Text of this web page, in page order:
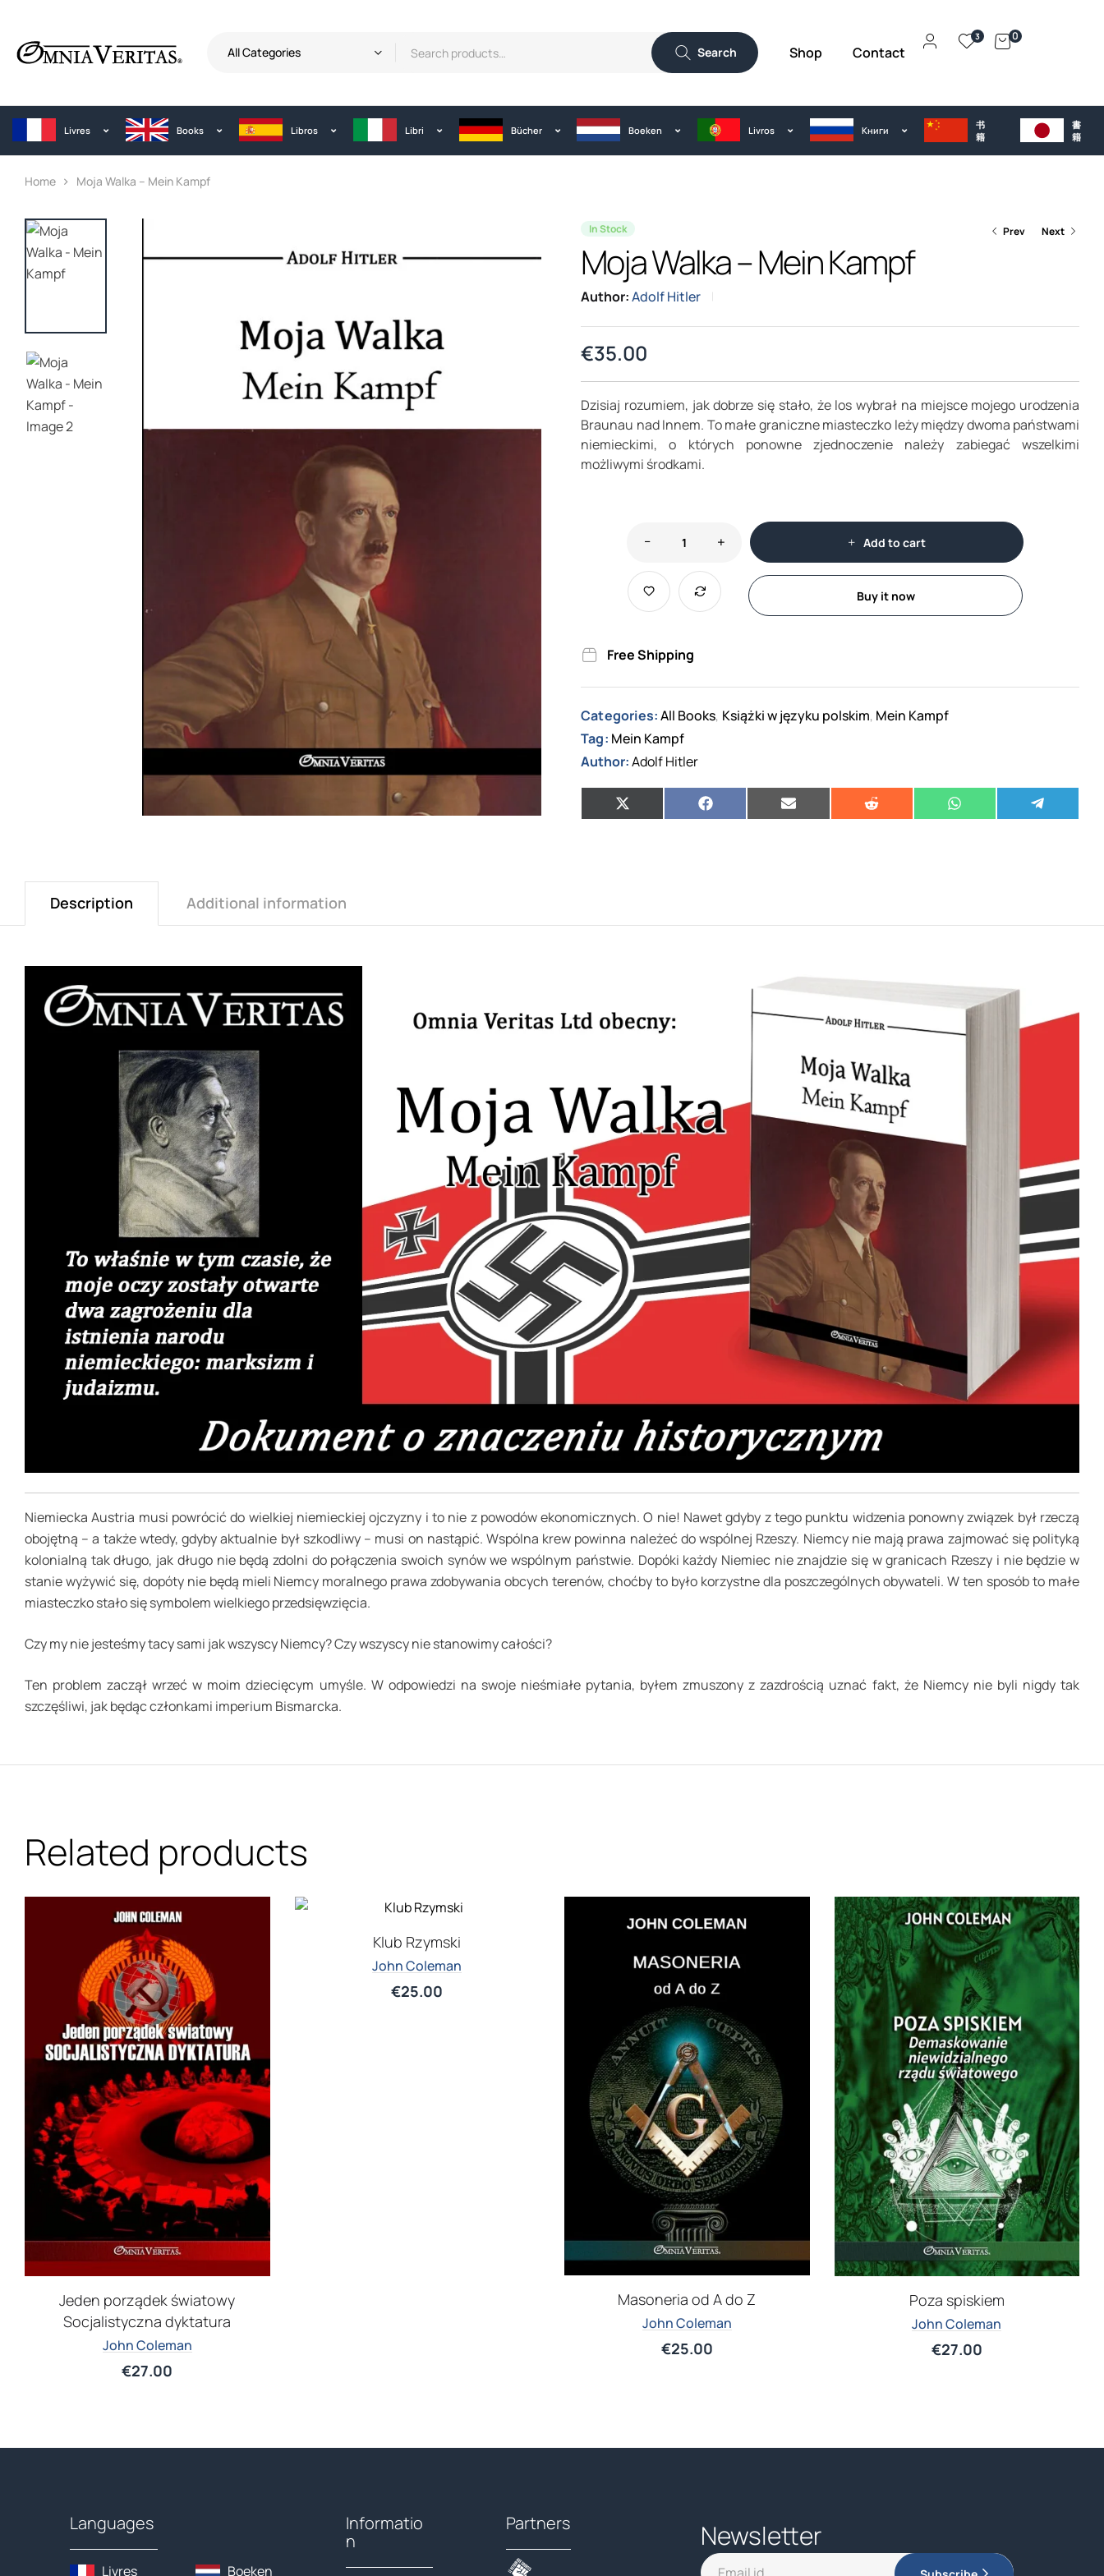
Search
All Categories Shop Contact
3 0
Livres Books Libros Libri Bücher Boeken Livros Kниги
书
籍
書
籍
Home Moja Walka – Mein Kampf
Prev Next
In Stock
Moja Walka – Mein Kampf
Author:Adolf Hitler
€35.00
Dzisiaj rozumiem, jak dobrze się stało, że los wybrał na miejsce mojego urodzenia
Braunau nad Innem. To małe graniczne miasteczko leży między dwoma państwami
niemieckimi, o których ponowne zjednoczenie należy zabiegać wszelkimi
możliwymi środkami.
Add to cart
Buy it now
Free Shipping
Categories: All Books, Książki w języku polskim, Mein Kampf
Tag: Mein Kampf
Author:Adolf Hitler
Description Additional information
Niemiecka Austria musi powrócić do wielkiej niemieckiej ojczyzny i to nie z powodów ekonomicznych. O nie! Nawet gdyby z tego punktu widzenia ponowny związek był rzeczą
obojętną – a także wtedy, gdyby aktualnie był szkodliwy – musi on nastąpić. Wspólna krew powinna należeć do wspólnej Rzeszy. Niemcy nie mają prawa zajmować się polityką
kolonialną tak długo, jak długo nie będą zdolni do połączenia swoich synów we wspólnym państwie. Dopóki każdy Niemiec nie znajdzie się w granicach Rzeszy i nie będzie w
stanie wyżywić się, dopóty nie będą mieli Niemcy moralnego prawa zdobywania obcych terenów, choćby to było korzystne dla poszczególnych obywateli. W ten sposób to małe
miasteczko stało się symbolem wielkiego przedsięwzięcia.
Czy my nie jesteśmy tacy sami jak wszyscy Niemcy? Czy wszyscy nie stanowimy całości?
Ten problem zaczął wrzeć w moim dziecięcym umyśle. W odpowiedzi na swoje nieśmiałe pytania, byłem zmuszony z zazdrością uznać fakt, że Niemcy nie byli nigdy tak
szczęśliwi, jak będąc członkami imperium Bismarcka.
Related products
Jeden porządek światowy
Socjalistyczna dyktatura
John Coleman
€27.00
Klub Rzymski
John Coleman
€25.00
Masoneria od A do Z
John Coleman
€25.00
Poza spiskiem
John Coleman
€27.00
Languages
Livres Boeken
Informatio
n
Partners Newsletter